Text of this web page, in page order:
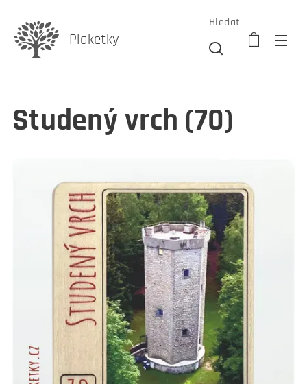
Plaketky
Hledat
Studený vrch (70)